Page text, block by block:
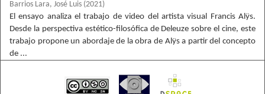
Barrios Lara, José Luis (2021)
El ensayo analiza el trabajo de video del artista visual Francis Alÿs.
Desde la perspectiva estético-filosófica de Deleuze sobre el cine, este
trabajo propone un abordaje de la obra de Alÿs a partir del concepto
de ...